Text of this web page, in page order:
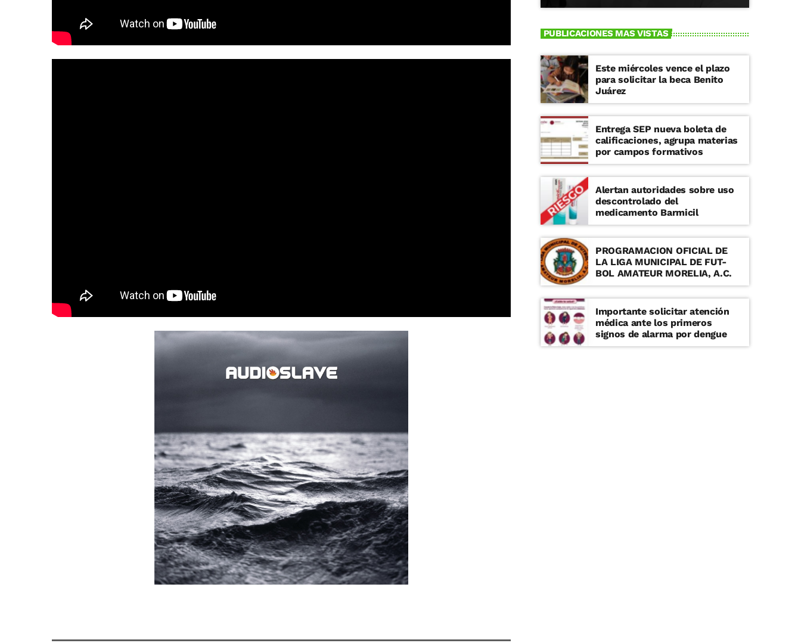
PUBLICACIONES MAS VISTAS
Este miércoles vence el plazo
para solicitar la beca Benito
Juárez
Entrega SEP nueva boleta de
calificaciones, agrupa materias
por campos formativos
Alertan autoridades sobre uso
descontrolado del
medicamento Barmicil
PROGRAMACION OFICIAL DE
LA LIGA MUNICIPAL DE FUT-
BOL AMATEUR MORELIA, A.C.
Importante solicitar atención
médica ante los primeros
signos de alarma por dengue